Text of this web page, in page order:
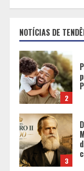
NOTÍCIAS DE 2
3
4